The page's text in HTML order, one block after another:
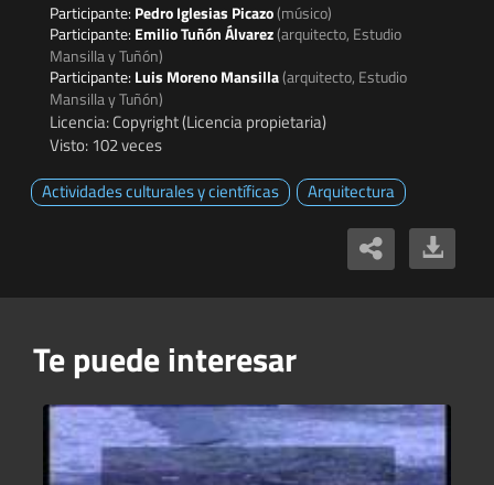
Participante: Pedro Iglesias Picazo(músico)
Participante: Emilio Tuñón Álvarez(arquitecto, Estudio
Mansilla y Tuñón)
Participante: Luis Moreno Mansilla(arquitecto, Estudio
Mansilla y Tuñón)
Licencia: Copyright (Licencia propietaria)
Visto: 102 veces
Actividades culturales y científicas
Arquitectura
Te puede interesar